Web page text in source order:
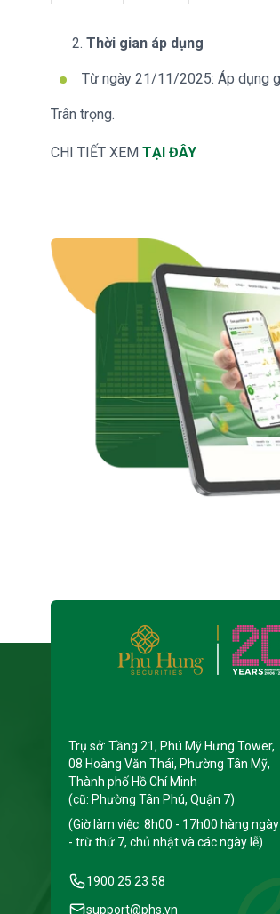
Thời gian áp dụng
Từ ngày 21/11/2025: Áp dụng
Trân trọng.
CHI TIẾT XEM TẠI ĐÂY
Trụ sở: Tầng 21, Phú Mỹ Hưng Tower,
08 Hoàng Văn Thái, Phường Tân Mỹ,
Thành phố Hồ Chí Minh
(cũ: Phường Tân Phú, Quận 7)
(Giờ làm việc: 8h00 - 17h00 hàng ngày
- trừ thứ 7, chủ nhật và các ngày lễ)
1900 25 23 58
support@phs.vn